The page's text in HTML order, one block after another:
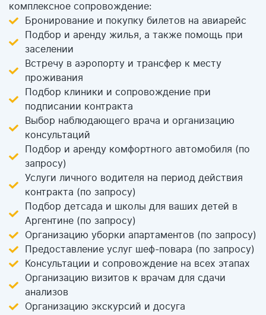
комплексное сопровождение:
Бронирование и покупку билетов на авиарейс
Подбор и аренду жилья, а также помощь при
заселении
Встречу в аэропорту и трансфер к месту
проживания
Подбор клиники и сопровождение при
подписании контракта
Выбор наблюдающего врача и организацию
консультаций
Подбор и аренду комфортного автомобиля (по
запросу)
Услуги личного водителя на период действия
контракта (по запросу)
Подбор детсада и школы для ваших детей в
Аргентине (по запросу)
Организацию уборки апартаментов (по запросу)
Предоставление услуг шеф-повара (по запросу)
Консультации и сопровождение на всех этапах
Организацию визитов к врачам для сдачи
анализов
Организацию экскурсий и досуга